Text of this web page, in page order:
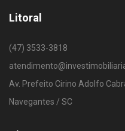
Litoral
(47) 3533-3818
Av. Prefeito Cirino Adolfo
Navegantes / SC